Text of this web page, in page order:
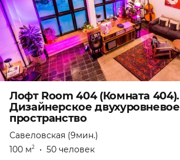
Лофт Room 404 (Комната 404).
Дизайнерское двухуровневое
пространство
Савеловская (9мин.)
100 м2 • 50 человек